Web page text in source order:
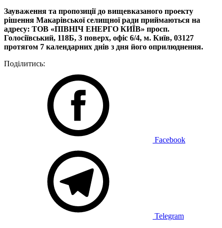
Зауваження та пропозиції до вищевказаного проекту
рішення Макарівської селищної ради приймаються на
адресу: ТОВ «ПІВНІЧ ЕНЕРГО КИЇВ» просп.
Голосіївський, 118Б, 3 поверх, офіс 6/4, м. Київ, 03127
протягом 7 календарних днів з дня його оприлюднення.
Поділитись:
Facebook
Telegram